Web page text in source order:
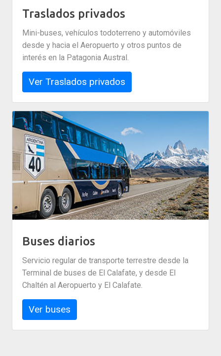
Traslados privados
Mini-buses, vehículos todoterreno y automóviles
desde y hacia el Aeropuerto y otros puntos de
interés en la Patagonia Austral.
Ver Traslados privados
Buses diarios
Servicio regular de transporte terrestre desde la
Terminal de buses de El Calafate, y desde El
Chaltén al Aeropuerto y El Calafate.
Ver buses